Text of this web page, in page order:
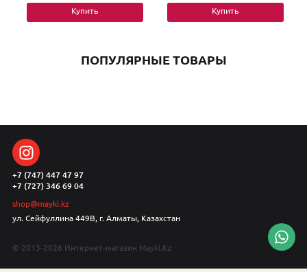
Купить Купить
ПОПУЛЯРНЫЕ ТОВАРЫ
+7 (747) 447 47 97
+7 (727) 346 69 04
shop@mayki.kz
ул. Сейфуллина 449В, г. Алматы, Казахстан
© 2013-2026 Интернет-магазин Mayki.Kz